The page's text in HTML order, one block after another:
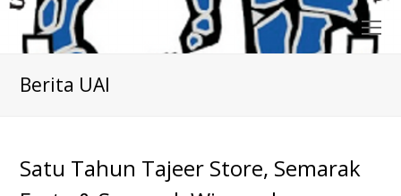
Berita UAI
Satu Tahun Tajeer Store, Semarak